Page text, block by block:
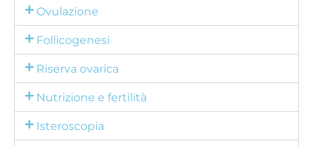
Ovulazione
Follicogenesi
Riserva ovarica
Nutrizione e fertilità
Isteroscopia